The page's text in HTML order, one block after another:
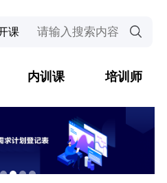
内训课 培训师